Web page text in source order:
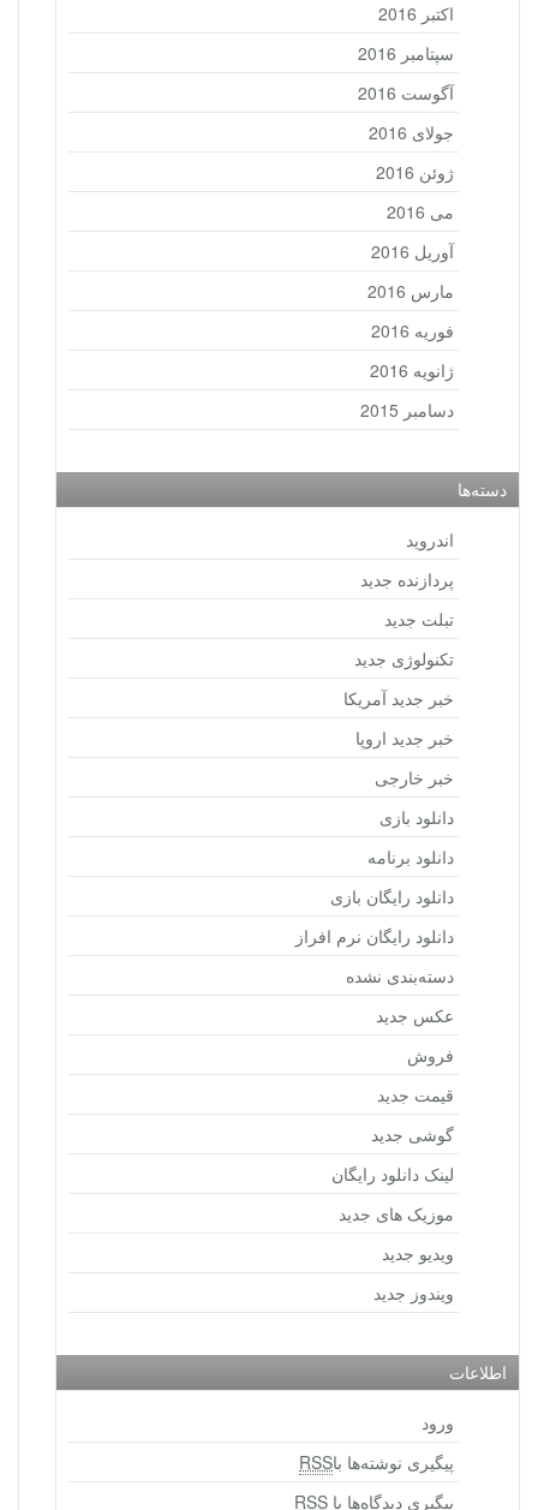
اکتبر 2016
سپتامبر 2016
آگوست 2016
جولای 2016
ژوئن 2016
می 2016
آوریل 2016
مارس 2016
فوریه 2016
ژانویه 2016
دسامبر 2015
دسته‌ها
اندروید
پردازنده جدید
تبلت جدید
تکنولوژی جدید
خبر جدید آمریکا
خبر جدید اروپا
خبر خارجی
دانلود بازی
دانلود برنامه
دانلود رایگان بازی
دانلود رایگان نرم افراز
دسته‌بندی نشده
عکس جدید
فروش
قیمت جدید
گوشی جدید
لینک دانلود رایگان
موزیک های جدید
ویدیو جدید
ویندوز جدید
اطلاعات
ورود
پیگیری نوشته‌ها باRSS
پیگیری دیدگاه‌ها با RSS